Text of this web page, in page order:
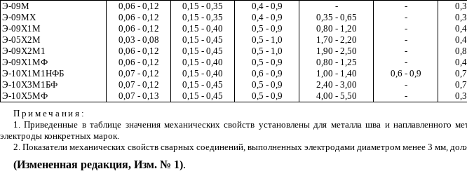
Э-09М
0,06 - 0,12 0,15 - 0,35 0,4 - 0,9 - -
Э-09МХ
0,06 - 0,12 0,15 - 0,35 0,4 - 0,9 0,35 - 0,65 -
Э-09Х1М
0,06 - 0,12 0,15 - 0,40 0,5 - 0,9 0,80 - 1,20 -
Э-05Х2М
0,03 - 0,08 0,15 - 0,45 0,5 - 1,0 1,70 - 2,20 -
Э-09Х2М1
0,06 - 0,12 0,15 - 0,45 0,5 - 1,0 1,90 - 2,50 -
Э-09Х1МФ
0,06 - 0,12 0,15 - 0,40 0,5 - 0,9 0,80 - 1,25 -
Э-10Х1М1НФБ
0,07 - 0,12 0,15 - 0,40 0,6 - 0,9 1,00 - 1,40 0,6 - 0,9
Э-10Х3М1БФ
0,07 - 0,12 0,15 - 0,45 0,5 - 0,9 2,40 - 3,00 -
Э-10Х5МФ
0,07 - 0,13 0,15 - 0,45 0,5 - 0,9 4,00 - 5,50 -
Примечания :
1. Приведенные в таблице значения механических свойств установлены для металла шва и наплавленного
электроды конкретных марок.
2. Показатели механических свойств сварных соединений, выполненных электродами диаметром менее 3 мм,
(Измененная редакция, Изм. № 1).